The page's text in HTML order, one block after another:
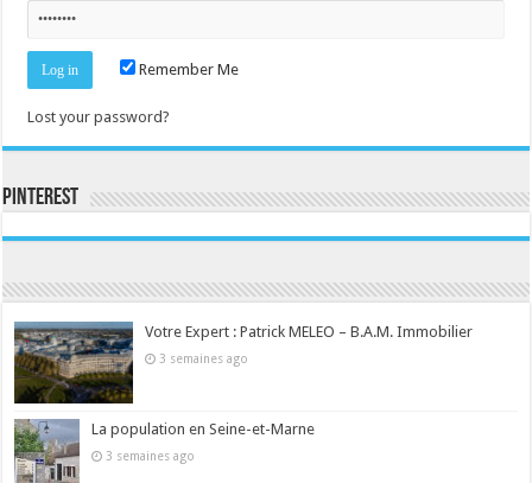
Remember Me
Lost your password?
Pinterest
Votre Expert : Patrick MELEO – B.A.M. Immobilier
3 semaines ago
La population en Seine-et-Marne
3 semaines ago